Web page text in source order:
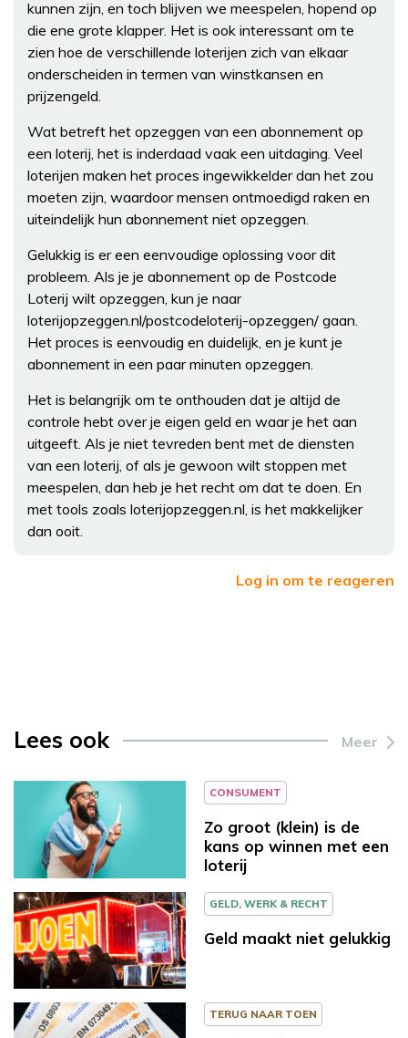
kunnen zijn, en toch blijven we meespelen, hopend op
die ene grote klapper. Het is ook interessant om te
zien hoe de verschillende loterijen zich van elkaar
onderscheiden in termen van winstkansen en
prijzengeld.
Wat betreft het opzeggen van een abonnement op
een loterij, het is inderdaad vaak een uitdaging. Veel
loterijen maken het proces ingewikkelder dan het zou
moeten zijn, waardoor mensen ontmoedigd raken en
uiteindelijk hun abonnement niet opzeggen.
Gelukkig is er een eenvoudige oplossing voor dit
probleem. Als je je abonnement op de Postcode
Loterij wilt opzeggen, kun je naar
loterijopzeggen.nl/postcodeloterij-opzeggen/ gaan.
Het proces is eenvoudig en duidelijk, en je kunt je
abonnement in een paar minuten opzeggen.
Het is belangrijk om te onthouden dat je altijd de
controle hebt over je eigen geld en waar je het aan
uitgeeft. Als je niet tevreden bent met de diensten
van een loterij, of als je gewoon wilt stoppen met
meespelen, dan heb je het recht om dat te doen. En
met tools zoals loterijopzeggen.nl, is het makkelijker
dan ooit.
Log in om te reageren
Lees ook Meer
CONSUMENT
Zo groot (klein) is de
kans op winnen met een
loterij
GELD, WERK & RECHT
Geld maakt niet gelukkig
TERUG NAAR TOEN